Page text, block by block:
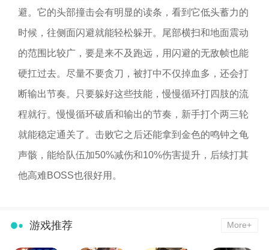
避。它的头部撞击会有明显的读条，看到它低头蓄力的
时候，往侧面闪避就能轻松躲开。尾部横扫和地面震动
的范围比较广，要是来不及跑远，用闪避的无敌帧也能
硬扛过去。尽量不要贪刀，被打中不仅掉血多，还会打
断输出节奏。只要躲好这些技能，慢慢循环打四肢的流
程就行。慢慢循环破盾和输出的节奏，新手打个两三轮
就能稳定通关了。击败它之后还能拿到金色的鸣钟之龟
声骸，能给队伍加50%减伤和10%伤害提升，后续打其
他高难BOSS也很好用。
游戏推荐 More+